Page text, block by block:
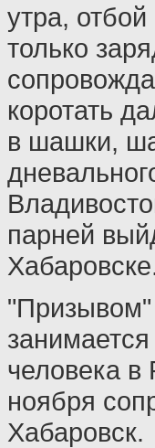
утра,
только
коротать
в шашки,
парней
"Призывом"
человека в
ноября
Хабаровск.